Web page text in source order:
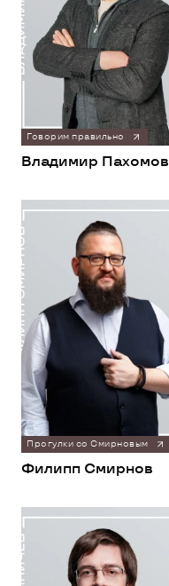
Говорим правильно
Владимир Пахомов
Прогулки со Смирновым
Филипп Смирнов